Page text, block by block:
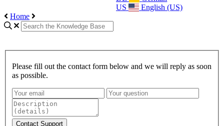
US
English (US)
Home
Please fill out the contact form below and we will reply as soon
as possible.